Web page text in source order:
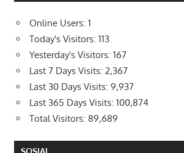
Online Users: 1
Today's Visitors: 113
Yesterday's Visitors: 167
Last 7 Days Visits: 2,367
Last 30 Days Visits: 9,937
Last 365 Days Visits: 100,874
Total Visitors: 89,689